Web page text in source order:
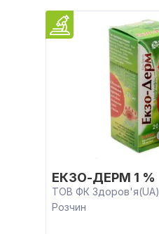
ЕКЗО-ДЕРМ 1 %
ТОВ ФК Здоров'я(UA)
Розчин